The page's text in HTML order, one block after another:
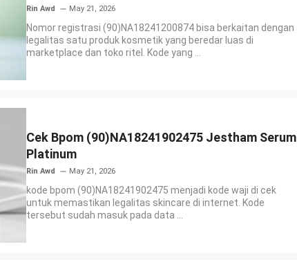
Rin Awd May 21, 2026
Nomor registrasi (90)NA18241200874 bisa berkaitan dengan
legalitas satu produk kosmetik yang beredar luas di
marketplace dan toko ritel. Kode yang ...
Cek Bpom (90)NA18241902475 Jestham Serum
Platinum
Rin Awd May 21, 2026
kode bpom (90)NA18241902475 menjadi kode waji di cek
untuk memastikan legalitas skincare di internet. Kode
tersebut sudah masuk pada data ...